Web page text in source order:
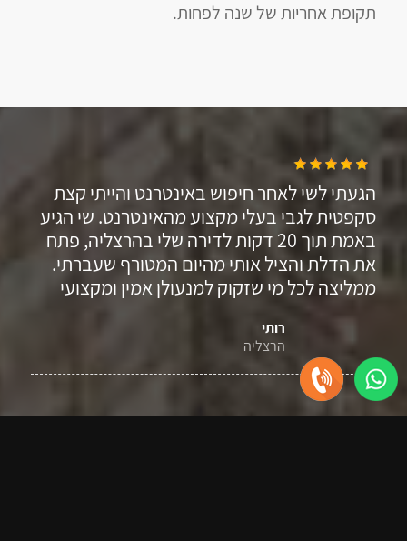
תקופת אחריות של שנה לפחות.
הגעתי לשי לאחר חיפוש באינטרנט והייתי קצת
סקפטית לגבי בעלי מקצוע מהאינטרנט. שי הגיע
באמת תוך 20 דקות לדירה שלי בהרצליה, פתח
את הדלת והציל אותי מהיום המטורף שעברתי.
ממליצה לכל מי שזקוק למנעולן אמין ומקצועי
רותי
הרצליה